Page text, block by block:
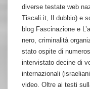
diverse testate web
Tiscali.it, Il dubbio) e
blog Fascinazione e
nero, criminalità
stato ospite di
intervistato decine di
internazionali
video. Oltre ai testi